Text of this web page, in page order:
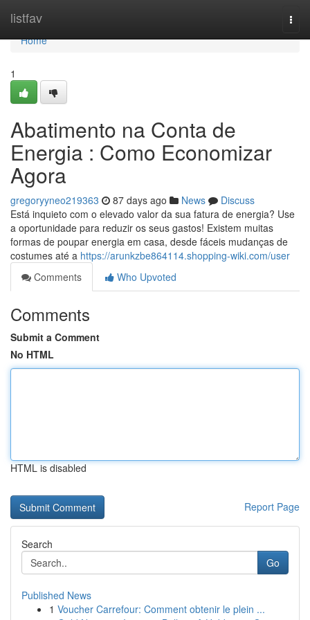
listfav
Home
Home
1
Abatimento na Conta de
Energia : Como Economizar
Agora
gregoryyneo219363 87 days ago News
Discuss
Está inquieto com o elevado valor da sua fatura de energia? Use
a oportunidade para reduzir os seus gastos! Existem muitas
formas de poupar energia em casa, desde fáceis mudanças de
costumes até a https://arunkzbe864114.shopping-wiki.com/user
Comments
Who Upvoted
Comments
Submit a Comment
No HTML
HTML is disabled
Report Page
Search
Go
Published News
1 Voucher Carrefour: Comment obtenir le plein ...